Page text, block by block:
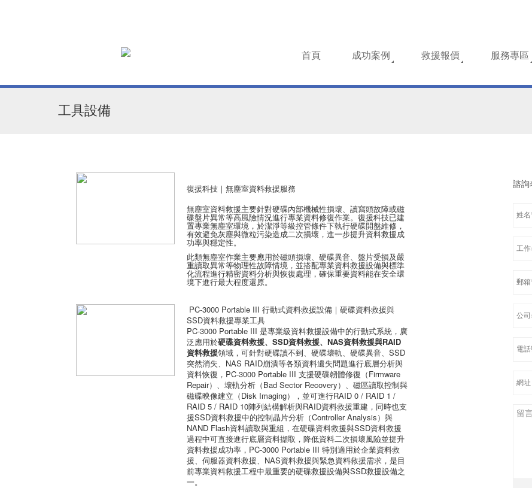
首頁 成功案例 救援報價 服務專區
工具設備
復援科技｜無塵室資料救援服務
無塵室資料救援主要針對硬碟內部機械性損壞、讀寫頭故障或磁
碟盤片異常等高風險情況進行專業資料修復作業。復援科技已建
置專業無塵室環境，於潔淨等級控管條件下執行硬碟開盤維修，
有效避免灰塵與微粒污染造成二次損壞，進一步提升資料救援成
功率與穩定性。
此類無塵室作業主要應用於磁頭損壞、硬碟異音、盤片受損及嚴
重讀取異常等物理性故障情境，並搭配專業資料救援設備與標準
化流程進行精密資料分析與恢復處理，確保重要資料能在安全環
境下進行最大程度還原。
PC-3000 Portable III 行動式資料救援設備｜硬碟資料救援與
SSD資料救援專業工具
PC-3000 Portable III 是專業級資料救援設備中的行動式系統，廣
泛應用於硬碟資料救援、SSD資料救援、NAS資料救援與RAID
資料救援領域，可針對硬碟讀不到、硬碟壞軌、硬碟異音、SSD
突然消失、NAS RAID崩潰等各類資料遺失問題進行底層分析與
資料恢復，PC-3000 Portable III 支援硬碟韌體修復（Firmware
Repair）、壞軌分析（Bad Sector Recovery）、磁區讀取控制與
磁碟映像建立（Disk Imaging），並可進行RAID 0 / RAID 1 /
RAID 5 / RAID 10陣列結構解析與RAID資料救援重建，同時也支
援SSD資料救援中的控制晶片分析（Controller Analysis）與
NAND Flash資料讀取與重組，在硬碟資料救援與SSD資料救援
過程中可直接進行底層資料擷取，降低資料二次損壞風險並提升
資料救援成功率，PC-3000 Portable III 特別適用於企業資料救
援、伺服器資料救援、NAS資料救援與緊急資料救援需求，是目
前專業資料救援工程中最重要的硬碟救援設備與SSD救援設備之
一。
諮詢